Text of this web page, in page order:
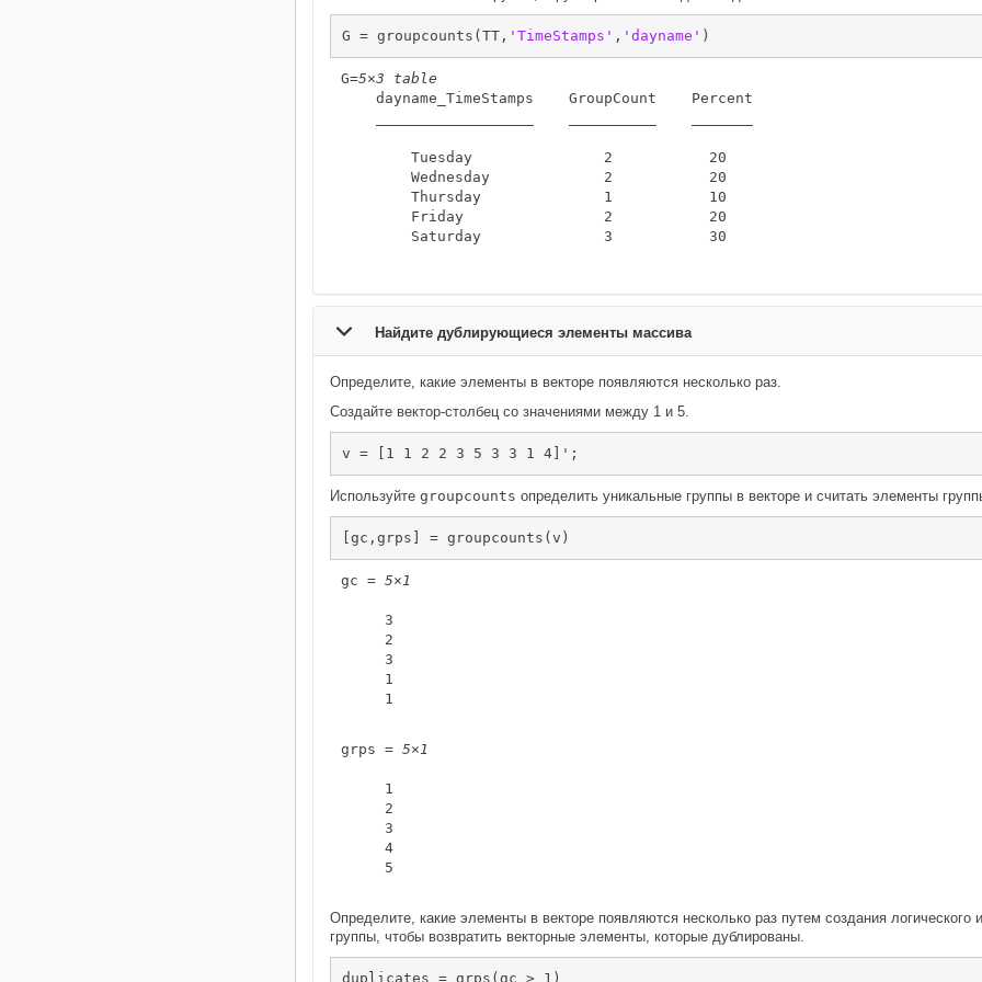
G = groupcounts(TT, 'TimeStamps' , 'dayname' )
G=5×3 table
    dayname_TimeStamps    GroupCount    Percent
        Tuesday               2           20
        Wednesday             2           20
        Thursday              1           10
        Friday                2           20
        Saturday              3           30
Найдите дублирующиеся элементы массива
Определите, какие элементы в векторе появляются несколько раз.
Создайте вектор-столбец со значениями между 1 и 5.
v = [1 1 2 2 3 5 3 3 1 4]';
Используйте groupcounts определить уникальные группы в векторе и считать элементы
[gc,grps] = groupcounts(v)
gc = 5×1
     3
     2
     3
     1
     1
grps = 5×1
     1
     2
     3
     4
     5
Определите, какие элементы в векторе появляются несколько раз путем создания
группы, чтобы возвратить векторные элементы, которые дублированы.
duplicates = grps(gc > 1)